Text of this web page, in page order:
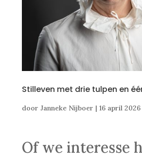
Stilleven met drie tulpen en
door Janneke Nijboer | 16 april 2026
Of we interesse